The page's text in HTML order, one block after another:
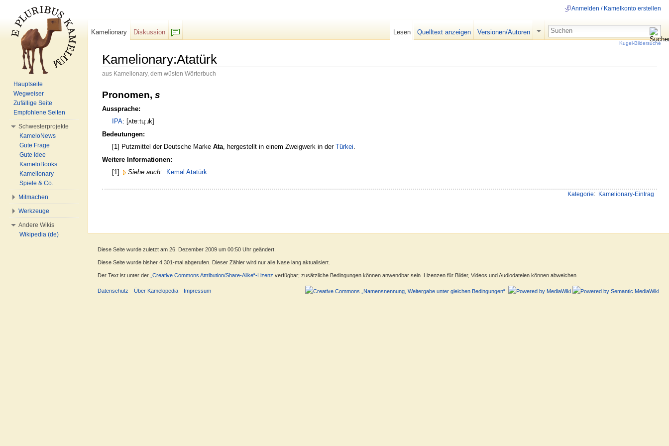
Kamelionary:Atatürk
aus Kamelionary, dem wüsten Wörterbuch
Pronomen, s
Aussprache:
IPA: [ʌtɐːtɥːɹk]
Bedeutungen:
[1] Putzmittel der Deutsche MarkeAta, hergestellt in einem Zweigwerk in derTürkei.
Weitere Informationen:
[1]
Siehe auch: Kemal Atatürk
Kategorie: Kamelionary-Eintrag
Anmelden / Kamelkonto erstellen
Kamelionary
Diskussion
Lesen Quelltext anzeigen Versionen/Autoren
Kugel-Bildersuche
Hauptseite
Wegweiser
Zufällige Seite
Empfohlene Seiten
Schwesterprojekte
KameloNews
Gute Frage
Gute Idee
KameloBooks
Kamelionary
Spiele & Co.
Mitmachen
Werkzeuge
Andere Wikis
Wikipedia (de)
Diese Seite wurde zuletzt am 26. Dezember 2009 um 00:50 Uhr geändert.
Diese Seite wurde bisher 4.301-mal abgerufen. Dieser Zähler wird nur alle Nase lang aktualisiert.
Der Text ist unter der „Creative Commons Attribution/Share-Alike“-Lizenz verfügbar; zusätzliche Bedingungen können anwendbar sein. Lizenzen für Bilder, Videos und Audiodateien können abweichen.
Datenschutz Über Kamelopedia Impressum